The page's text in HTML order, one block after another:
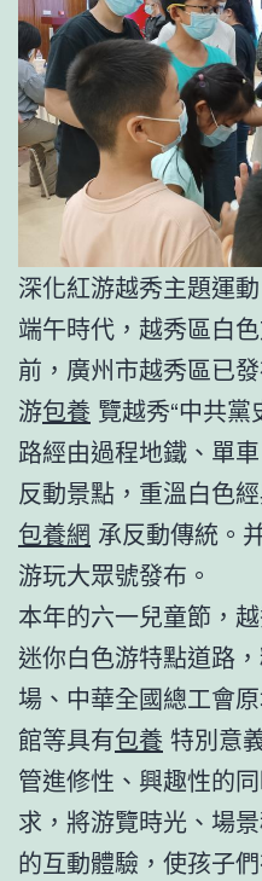
深化紅游越秀主題運
端午時代，越秀區白
前，廣州市越秀區已
游包養 覽越秀“中共
路經由過程地鐵、單
反動景點，重溫白色
包養網 承反動傳統。
游玩大眾號發布。
本年的六一兒童節，
迷你白色游特點道路
場、中華全國總工會
館等具有包養 特別意
管進修性、興趣性的
求，將游覽時光、場
的互動體驗，使孩子